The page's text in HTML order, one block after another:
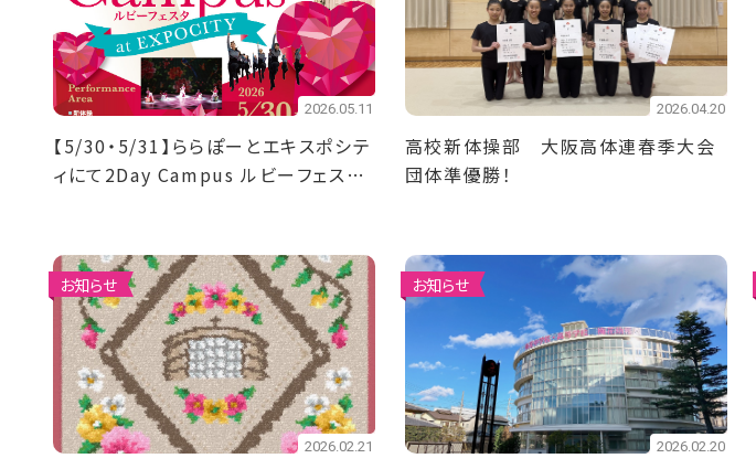
2026.05.11
【5/30・5/31】ららぽーとエキスポシテ
ィにて2Day Campus ルビーフェスタ
2026.04.20
高校新体操部 大阪高体連春季大会
団体準優勝！
お知らせ
2026.02.21
お知らせ
2026.02.20